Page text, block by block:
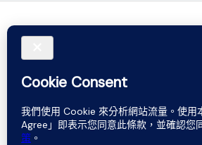
Do not rely on words.